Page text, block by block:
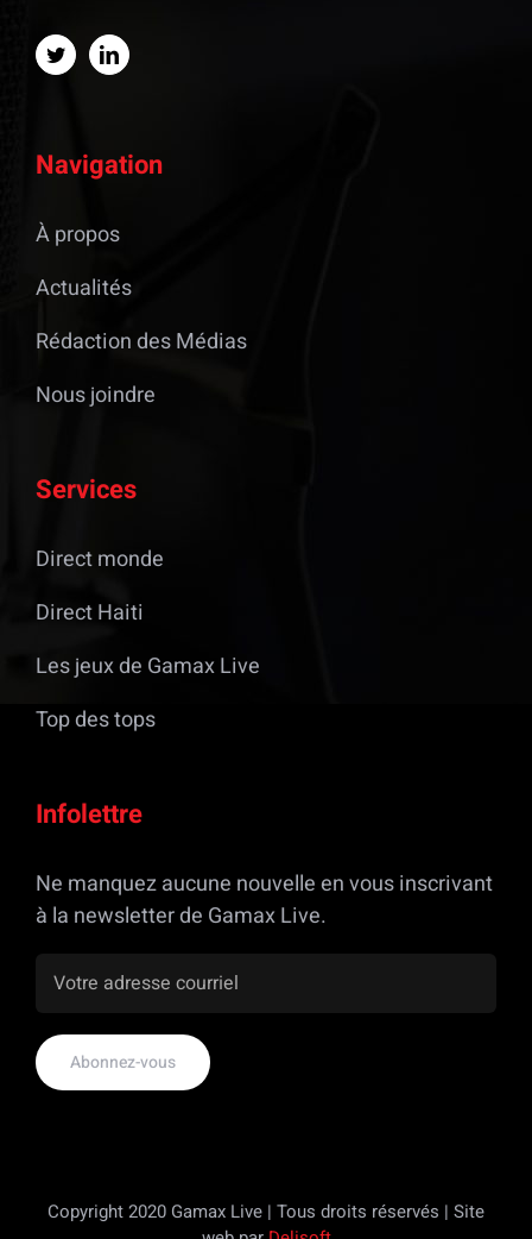
Navigation
À propos
Actualités
Rédaction des Médias
Nous joindre
Services
Direct monde
Direct Haiti
Les jeux de Gamax Live
Top des tops
Infolettre
Ne manquez aucune nouvelle en vous inscrivant
à la newsletter de Gamax Live.
Copyright 2020 Gamax Live | Tous droits réservés | Site